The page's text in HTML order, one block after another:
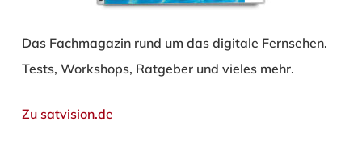
Das Fachmagazin rund um das digitale Fernsehen.
Tests, Workshops, Ratgeber und vieles mehr.
Zu satvision.de